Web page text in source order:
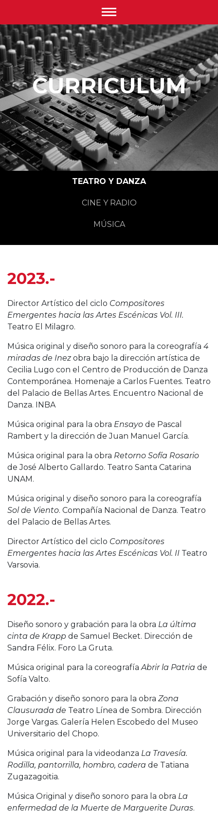
CURRICULUM
TEATRO Y DANZA
CINE Y RADIO
MÚSICA
2023.-
Director Artístico del ciclo Compositores
Emergentes hacia las Artes Escénicas Vol. III.
Teatro El Milagro.
Música original y diseño sonoro para la coreografía 4
miradas de Inezobra bajo la dirección artística de
Cecilia Lugo con el Centro de Producción de Danza
Contemporánea. Homenaje a Carlos Fuentes. Teatro
del Palacio de Bellas Artes. Encuentro Nacional de
Danza. INBA
Música original para la obra Ensayo de Pascal
Rambert y la dirección de Juan Manuel García.
Música original para la obra Retorno Sofía Rosario
de José Alberto Gallardo. Teatro Santa Catarina
UNAM.
Música original y diseño sonoro para la coreografía
Sol de Viento. Compañía Nacional de Danza. Teatro
del Palacio de Bellas Artes.
Director Artístico del ciclo Compositores
Emergentes hacia las Artes Escénicas Vol. II Teatro
Varsovia.
2022.-
Diseño sonoro y grabación para la obra La última
cinta de Krapp de Samuel Becket. Dirección de
Sandra Félix. Foro La Gruta.
Música original para la coreografíaAbrir la Patria de
Sofía Valto.
Grabación y diseño sonoro para la obra Zona
Clausurada de Teatro Línea de Sombra. Dirección
Jorge Vargas. Galería Helen Escobedo del Museo
Universitario del Chopo.
Música original para la videodanza La Travesía.
Rodilla, pantorrilla, hombro, cadera de Tatiana
Zugazagoitia.
Música Original y diseño sonoro para la obra La
enfermedad de la Muerte de Marguerite Duras.